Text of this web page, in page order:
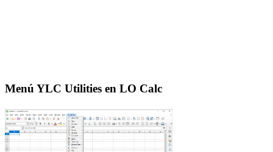
Menú YLC Utilities en LO Calc